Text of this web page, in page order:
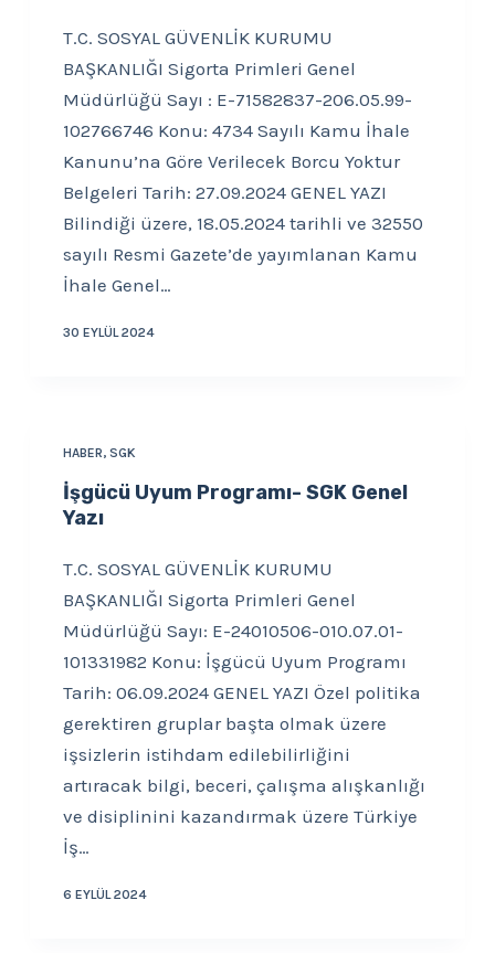
T.C. SOSYAL GÜVENLİK KURUMU
BAŞKANLIĞI Sigorta Primleri Genel
Müdürlüğü Sayı : E-71582837-206.05.99-
102766746 Konu: 4734 Sayılı Kamu İhale
Kanunu’na Göre Verilecek Borcu Yoktur
Belgeleri Tarih: 27.09.2024 GENEL YAZI
Bilindiği üzere, 18.05.2024 tarihli ve 32550
sayılı Resmi Gazete’de yayımlanan Kamu
İhale Genel…
30 EYLÜL 2024
HABER, SGK
İşgücü Uyum Programı- SGK Genel
Yazı
T.C. SOSYAL GÜVENLİK KURUMU
BAŞKANLIĞI Sigorta Primleri Genel
Müdürlüğü Sayı: E-24010506-010.07.01-
101331982 Konu: İşgücü Uyum Programı
Tarih: 06.09.2024 GENEL YAZI Özel politika
gerektiren gruplar başta olmak üzere
işsizlerin istihdam edilebilirliğini
artıracak bilgi, beceri, çalışma alışkanlığı
ve disiplinini kazandırmak üzere Türkiye
İş…
6 EYLÜL 2024